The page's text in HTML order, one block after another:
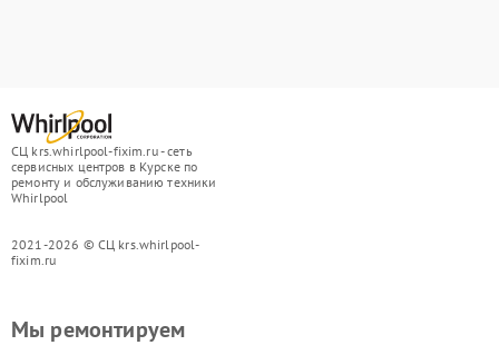
СЦ krs.whirlpool-fixim.ru - сеть
сервисных центров в Курске по
ремонту и обслуживанию техники
Whirlpool
2021-2026 © СЦ krs.whirlpool-
fixim.ru
Мы ремонтируем